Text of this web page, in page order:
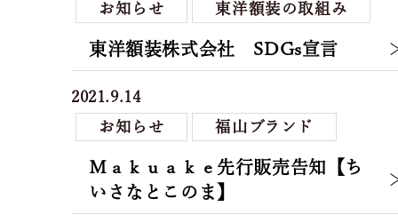
お知らせ
東洋額装の取組み
東洋額装株式会社 SDGs宣言
2021.9.14
お知らせ
福山ブランド
Ｍａｋｕａｋｅ先行販売告知【ち
いさなとこのま】